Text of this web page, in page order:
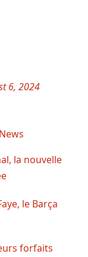
6, 2024
la nouvelle
le Barça
forfaits